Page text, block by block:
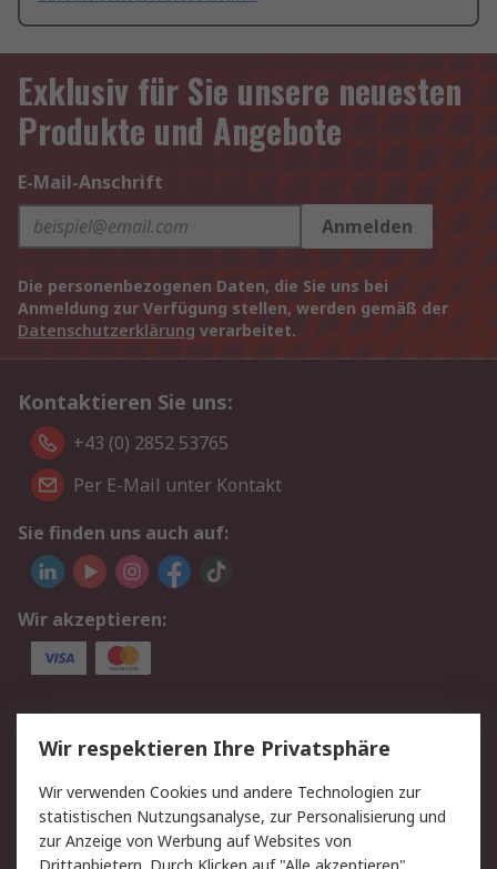
Exklusiv für Sie unsere neuesten
Produkte und Angebote
E-Mail-Anschrift
Anmelden
Die personenbezogenen Daten, die Sie uns bei
Anmeldung zur Verfügung stellen, werden gemäß der
Datenschutzerklärung verarbeitet.
Kontaktieren Sie uns:
+43 (0) 2852 53765
Per E-Mail unter Kontakt
Sie finden uns auch auf:
Wir akzeptieren:
Service
Value Added Services
Lieferlösungen
Rücksendung/Entsorgung Kontakt
Hilfe
Wir respektieren Ihre Privatsphäre
Wir verwenden Cookies und andere Technologien zur
statistischen Nutzungsanalyse, zur Personalisierung und
zur Anzeige von Werbung auf Websites von